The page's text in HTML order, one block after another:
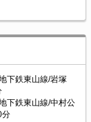
下鉄東山線/岩塚
下鉄東山線/中村公
分